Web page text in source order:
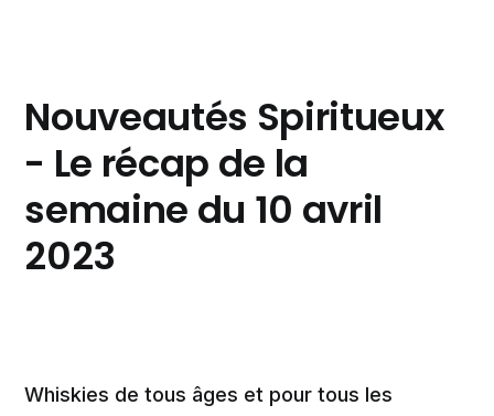
Nouveautés Spiritueux
- Le récap de la
semaine du 10 avril
2023
Whiskies de tous âges et pour tous les